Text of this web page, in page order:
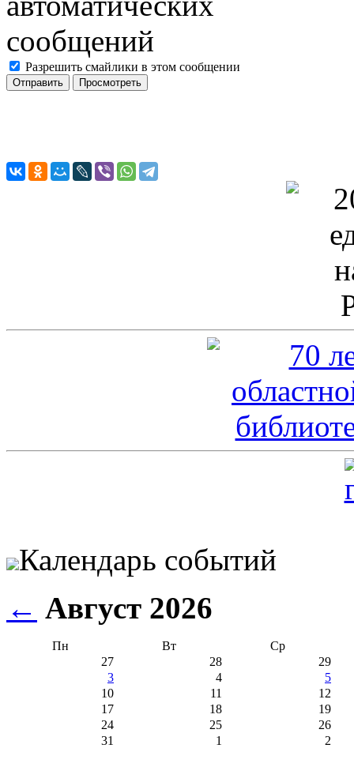
Разрешить смайлики в этом сообщении
Календарь событий
← Август 2026
Пн Вт
Ср
27
28
29
3
4
5
10
11
12
17
18
19
24
25
26
31
1 2